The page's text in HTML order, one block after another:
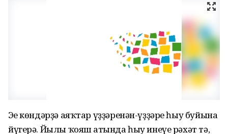
Эҫе көндәрҙә аяҡтар үҙҙәренән-үҙҙәре һыу буйына
йүгерә. Йылы ҡояш аҫтында һыу инеүе рәхәт тә,